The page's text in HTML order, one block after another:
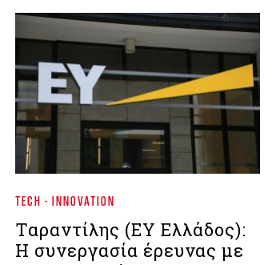
TECH - INNOVATION
Ταραντίλης (ΕΥ Ελλάδος):
Η συνεργασία έρευνας με